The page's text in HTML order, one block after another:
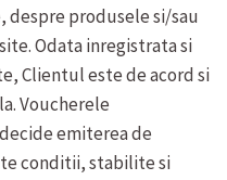
despre produsele si/sau
Odata inregistrata si
Clientul este de acord si
Voucherele
emiterea de
conditii, stabilite si